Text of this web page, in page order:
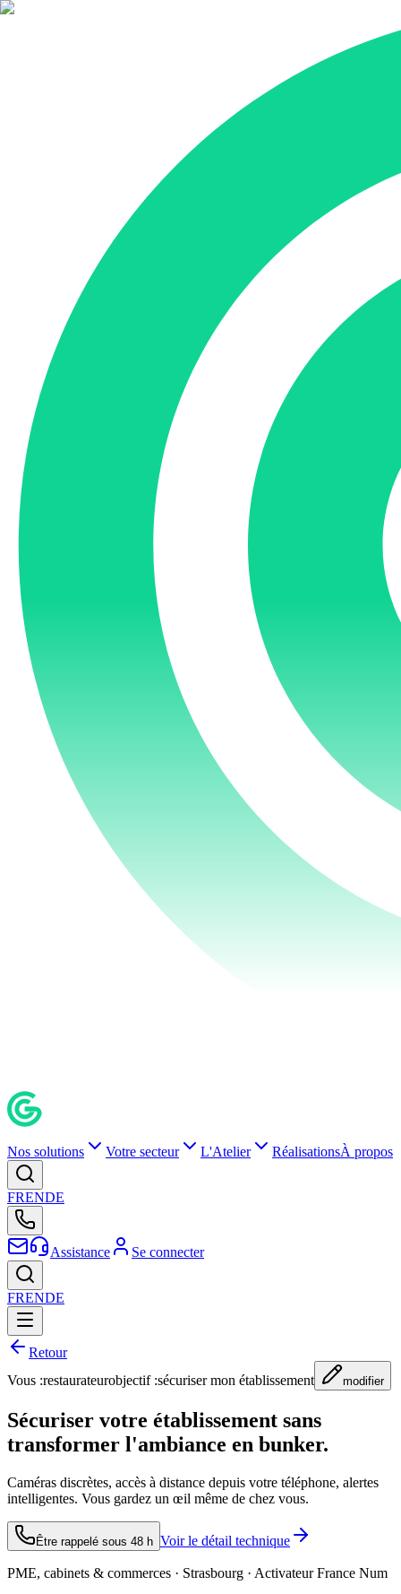
Nos solutions Votre secteur L'Atelier RéalisationsÀ propos
FRENDE
Assistance Se connecter
FRENDE
Retour
Vous :restaurateurobjectif :sécuriser mon établissement modifier
Sécuriser votre établissement sans
transformer l'ambiance en bunker.
Caméras discrètes, accès à distance depuis votre téléphone, alertes
intelligentes. Vous gardez un œil même de chez vous.
Être rappelé sous 48 h Voir le détail technique
PME, cabinets & commerces · Strasbourg · Activateur France Num